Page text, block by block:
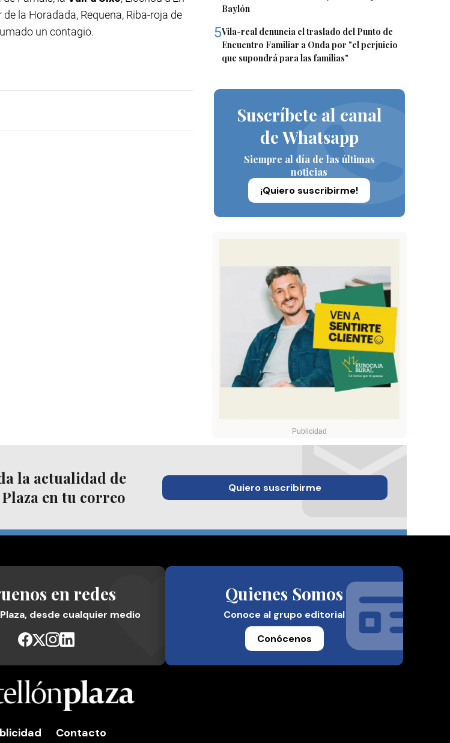
Baylón
5Vila-real denuncia el traslado del Punto de
Encuentro Familiar a Onda por "el perjuicio
que supondrá para las familias"
Suscríbete al canal
de Whatsapp
Siempre al día de las últimas
noticias
¡Quiero suscribirme!
la Horadada, Requena, Riba-roja de
un contagio.
la actualidad de
en tu correo
Quiero suscribirme
en redes
desde cualquier medio
Quienes Somos
Conoce al grupo editorial
Conócenos
Contacto